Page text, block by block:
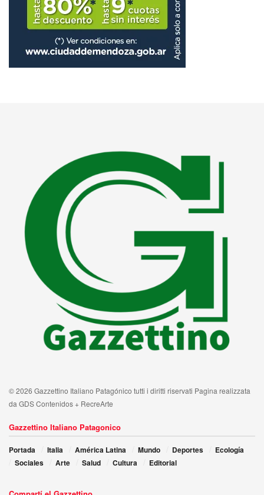
© 2026 Gazzettino Italiano Patagónico tutti i diritti riservati Pagina realizzata
da GDS Contenidos + RecreArte
Gazzettino Italiano Patagonico
Portada Italia América Latina Mundo Deportes
Ecología
Sociales
Arte Salud Cultura Editorial